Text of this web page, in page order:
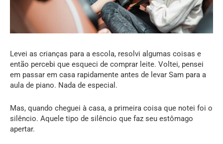
Levei as crianças para a escola, resolvi algumas coisas e
então percebi que esqueci de comprar leite. Voltei, pensei
em passar em casa rapidamente antes de levar Sam para a
aula de piano. Nada de especial.
Mas, quando cheguei à casa, a primeira coisa que notei foi o
silêncio. Aquele tipo de silêncio que faz seu estômago
apertar.